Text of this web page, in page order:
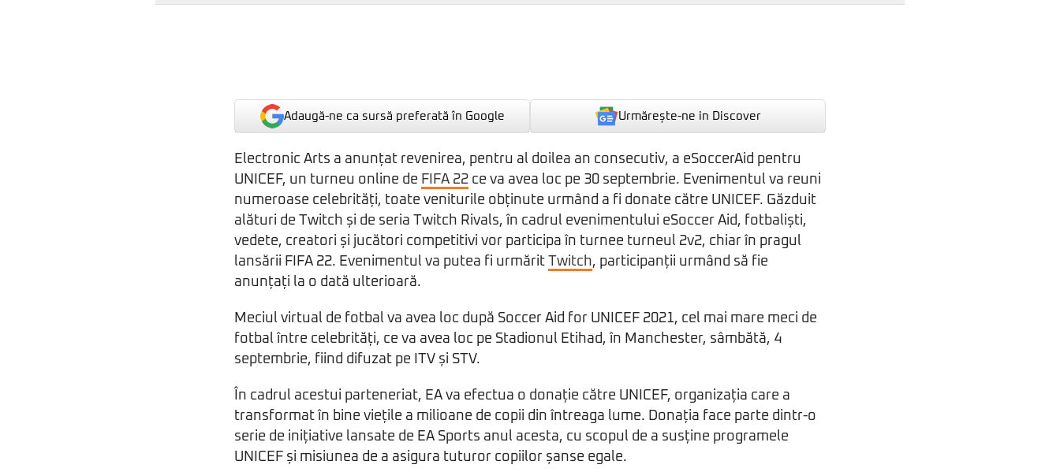
Adaugă-ne ca sursă preferată în Google Urmărește-ne in Discover
Electronic Arts a anunțat revenirea, pentru al doilea an consecutiv, a eSoccerAid pentru
UNICEF, un turneu online de FIFA 22 ce va avea loc pe 30 septembrie. Evenimentul va reuni
numeroase celebrități, toate veniturile obținute urmând a fi donate către UNICEF. Găzduit
alături de Twitch și de seria Twitch Rivals, în cadrul evenimentului eSoccer Aid, fotbaliști,
vedete, creatori și jucători competitivi vor participa în turnee turneul 2v2, chiar în pragul
lansării FIFA 22. Evenimentul va putea fi urmărit
Twitch, participanții urmând să fie
anunțați la o dată ulterioară.
Meciul virtual de fotbal va avea loc după Soccer Aid for UNICEF 2021, cel mai mare meci de
fotbal între celebrități, ce va avea loc pe Stadionul Etihad, în Manchester, sâmbătă, 4
septembrie, fiind difuzat pe ITV și STV.
În cadrul acestui parteneriat, EA va efectua o donație către UNICEF, organizația care a
transformat în bine viețile a milioane de copii din întreaga lume. Donația face parte dintr-o
serie de inițiative lansate de EA Sports anul acesta, cu scopul de a susține programele
UNICEF și misiunea de a asigura tuturor copiilor șanse egale.